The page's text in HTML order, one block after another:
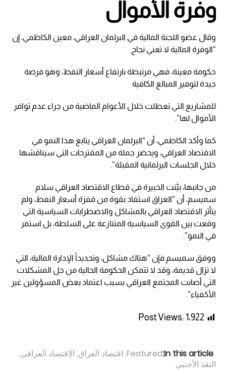
وفرة الأموال
وقال عضو اللجنة المالية في البرلمان العراقي، معين الكاظمي، إن
“الوفرة المالية لا تعني نجاح
حكومة معينة، فهي مرتبطة بارتفاع أسعار النفط، وهو فرصة
جيدة لتوفير المبالغ الكافية
للمشاريع التي تعطلت خلال الأعوام الماضية من جراء عدم توافر
الأموال لها”.
كما وأكد الكاظمي، أن “البرلمان العراقي يتابع هذا النمو في
الاقتصاد العراقي، ويحضر جملة من المقترحات التي سيناقشها
خلال الجلسات البرلمانية المقبلة”.
من جانبها، بيَّنت الخبيرة في قطاع الاقتصاد العراقي سلام
سميسم، أن “العراق استفاد بقوة من قفزة أسعار النفط، ولم
يتأثر الاقتصاد العراقي بالمشاكل والاضطرابات السياسية التي
وقعت بين القوى السياسية المتنازعة على السلطة، بل استمر
في النمو”.
ووفق سميسم فإن “هناك مشاكل، وتحديداً الإدارة المالية، التي
لا تزال قديمة، وقد لا تتمكن الحكومة الحالية من حل المشكلات
التي أصابت المجتمع العراقي بسبب اعتماد بعض المسؤولين غير
الأكفياء”.
Post Views: 1٬922
In this article:
Featured
, اقتصاد العراق, الاقتصاد العراقي,
النقد الأجنبي